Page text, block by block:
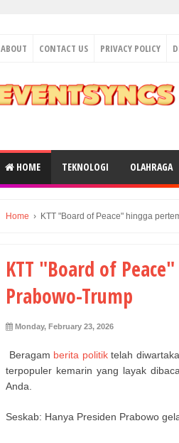
ABOUT CONTACT US PRIVACY POLICY
HOME TEKNOLOGI OLAHRAGA
Home › KTT "Board of Peace" hingga
KTT "Board of
Prabowo-Trump
Monday, February 23, 2026
Beragam berita politiktelah
terpopuler kemarin yang layak
Anda.
Seskab: Hanya Presiden Prabowo